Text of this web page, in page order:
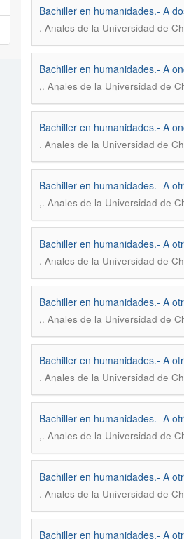
Bachiller en humanidades.- A
. Anales de la Universidad de
Bachiller en humanidades.- A
,. Anales de la Universidad de
Bachiller en humanidades.- A
. Anales de la Universidad de
Bachiller en humanidades.- A
,. Anales de la Universidad de
Bachiller en humanidades.- A
. Anales de la Universidad de
Bachiller en humanidades.- A
,. Anales de la Universidad de
Bachiller en humanidades.- A
. Anales de la Universidad de
Bachiller en humanidades.- A
,. Anales de la Universidad de
Bachiller en humanidades.- A
. Anales de la Universidad de
Bachiller en humanidades.- A